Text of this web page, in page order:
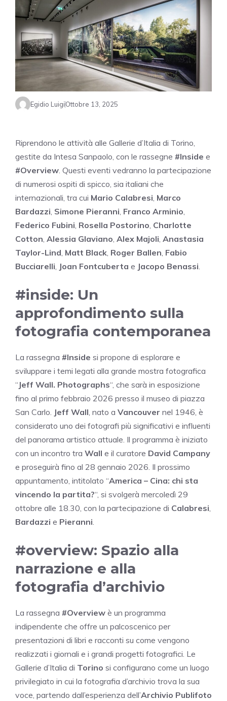
Egidio LuigiOttobre 13, 2025
Riprendono le attività alle Gallerie d’Italia di Torino,
gestite da Intesa Sanpaolo, con le rassegne #Inside e
#Overview. Questi eventi vedranno la partecipazione
di numerosi ospiti di spicco, sia italiani che
internazionali, tra cui Mario Calabresi, Marco
Bardazzi, Simone Pieranni, Franco Arminio,
Federico Fubini, Rosella Postorino, Charlotte
Cotton, Alessia Glaviano, Alex Majoli, Anastasia
Taylor-Lind, Matt Black, Roger Ballen, Fabio
Bucciarelli, Joan Fontcuberta e Jacopo Benassi.
#inside: Un
approfondimento sulla
fotografia contemporanea
La rassegna #Inside si propone di esplorare e
sviluppare i temi legati alla grande mostra fotografica
“ Jeff Wall. Photographs“, che sarà in esposizione
fino al primo febbraio 2026 presso il museo di piazza
San Carlo. Jeff Wall, nato a Vancouver nel 1946, è
considerato uno dei fotografi più significativi e influenti
del panorama artistico attuale. Il programma è iniziato
con un incontro tra Wall e il curatore David Campany
e proseguirà fino al 28 gennaio 2026. Il prossimo
appuntamento, intitolato “America – Cina: chi sta
vincendo la partita?“, si svolgerà mercoledì 29
ottobre alle 18.30, con la partecipazione di Calabresi,
Bardazzi e Pieranni.
#overview: Spazio alla
narrazione e alla
fotografia d’archivio
La rassegna #Overview è un programma
indipendente che offre un palcoscenico per
presentazioni di libri e racconti su come vengono
realizzati i giornali e i grandi progetti fotografici. Le
Gallerie d’Italia di Torino si configurano come un luogo
privilegiato in cui la fotografia d’archivio trova la sua
voce, partendo dall’esperienza dell’Archivio Publifoto